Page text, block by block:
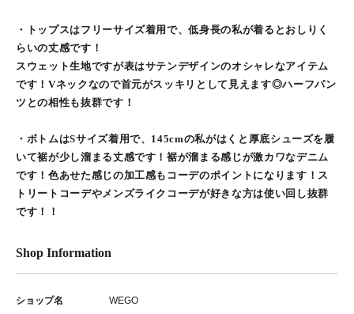
・トップスはフリーサイズ着用で、低身長の私が着るとおしりく
らいの丈感です！
スウェット生地ですが表はサテンデザインのオシャレなアイテム
です！Vネックなので首元がスッキリとして見えます◎ハーフパン
ツとの相性も抜群です！
・ボトムはSサイズ着用で、145cmの私がはくと厚底シューズを履
いて裾が少し溜まる丈感です！裾が溜まる感じが激カワなデニム
です！色あせた感じの加工感もコーデのポイントになります！ス
トリートコーデやメンズライクコーデが好きな方は使い回し抜群
です！！
Shop Information
ショップ名 WEGO